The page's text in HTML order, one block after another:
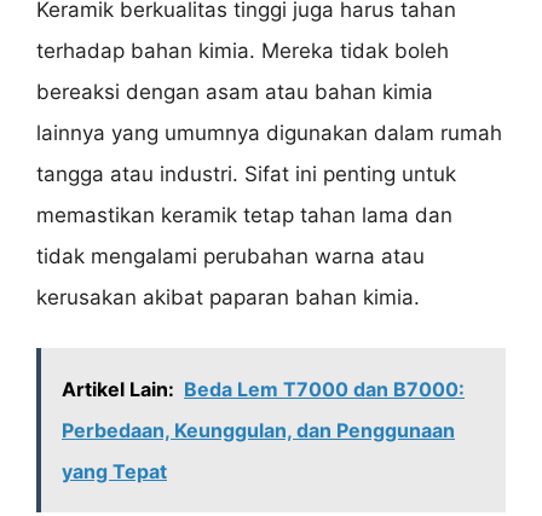
Keramik berkualitas tinggi juga harus tahan
terhadap bahan kimia. Mereka tidak boleh
bereaksi dengan asam atau bahan kimia
lainnya yang umumnya digunakan dalam rumah
tangga atau industri. Sifat ini penting untuk
memastikan keramik tetap tahan lama dan
tidak mengalami perubahan warna atau
kerusakan akibat paparan bahan kimia.
Artikel Lain: Beda Lem T7000 dan B7000:
Perbedaan, Keunggulan, dan Penggunaan
yang Tepat